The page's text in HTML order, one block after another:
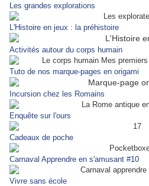
Les grandes explorations
L'Histoire en jeux : la préhistoire
Activités autour du corps humain
Tuto de nos marque-pages en origami
Incursion chez les Romains
Enquête sur l'ours
Cadeaux de poche
Carnaval Apprendre en s'amusant #10
Vivre sans école